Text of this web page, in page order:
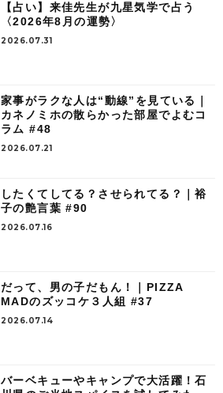
【占い】来佳先生が九星気学で占う
〈2026年8月の運勢〉
2026.07.31
家事がラクな人は“動線”を見ている｜
カネノミホの散らかった部屋でよむコ
ラム #48
2026.07.21
したくてしてる？させられてる？｜裕
子の艶言葉 #90
2026.07.16
だって、男の子だもん！｜PIZZA
MADのズッコケ３人組 #37
2026.07.14
バーベキューやキャンプで大活躍！石